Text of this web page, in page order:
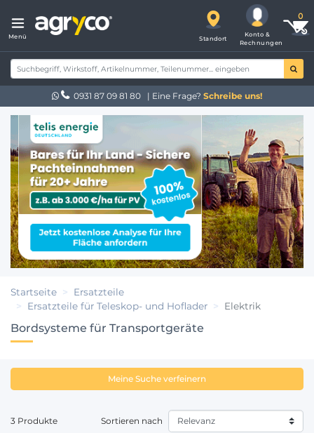
Menü Standort
Konto &
Rechnungen
0931 87 09 81 80 | Eine Frage? Schreibe uns!
Startseite
Ersatzteile
Ersatzteile für Teleskop- und Hoflader
Elektrik
Bordsysteme für Transportgeräte
Meine Suche verfeinern
3 Produkte Sortieren nach